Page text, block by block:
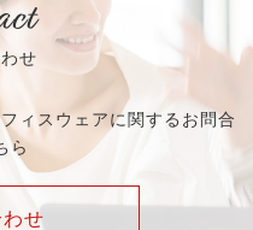
せ
ィスウェアに関するお問合
ら
せ